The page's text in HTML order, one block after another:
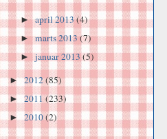
►april 2013(4)
►marts 2013(7)
►januar 2013(5)
►2012(85)
► 2011(233)
►2010(2)